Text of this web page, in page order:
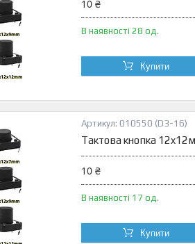
10 ₴
В наявності 28 од.
Купити
010550 (D3-16)
Тактова кнопка
10 ₴
В наявності 17 од.
Купити